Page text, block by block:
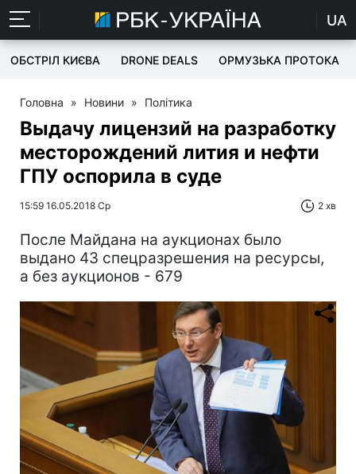
UA
ОБСТРІЛ КИЄВА DRONE DEALS ОРМУЗЬКА ПРОТОКА
Головна » Новини » Політика
Выдачу лицензий на разработку
месторождений лития и нефти
ГПУ оспорила в суде
15:59 16.05.2018 Ср 2 хв
После Майдана на аукционах было
выдано 43 спецразрешения на ресурсы,
а без аукционов - 679